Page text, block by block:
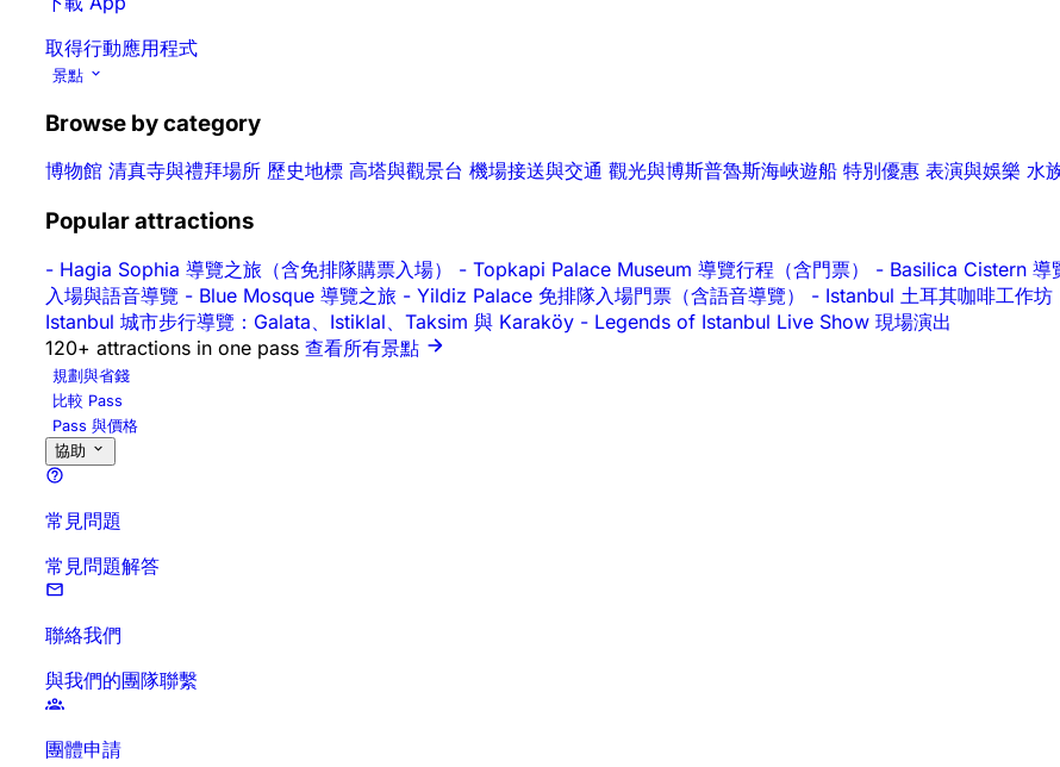
取得行動應用程式
景點
Browse by category
博物館 清真寺與禮拜場所 歷史地標 高塔與觀景台 機場接送與交通 觀光與博斯普魯斯海峽遊船 特別優惠 表演與娛樂 水
Popular attractions
- Hagia Sophia 導覽之旅（含免排隊購票入場） - Topkapi Palace Museum 導覽行程（含門票） - Basilica Cistern 導
入場與語音導覽 - Blue Mosque 導覽之旅 - Yildiz Palace 免排隊入場門票（含語音導覽） - Istanbul 土耳其咖啡工作坊
Istanbul 城市步行導覽：Galata、Istiklal、Taksim 與 Karaköy - Legends of Istanbul Live Show 現場演出
120+ attractions in one pass 查看所有景點
規劃與省錢
比較 Pass
Pass 與價格
協助
常見問題
常見問題解答
聯絡我們
與我們的團隊聯繫
團體申請